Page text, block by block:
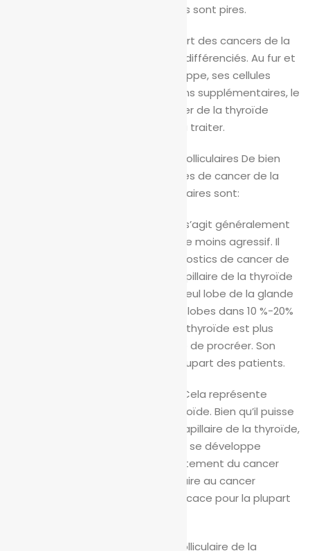
les perspectives pour ces patients sont pires.
Les médecins croient que la plupart des cancers de la
thyroïde commencent aussi bien différenciés. Au fur et
à mesure que le cancer se développe, ses cellules
peuvent développer des mutations supplémentaires, le
transformant en un type de cancer de la thyroïde
moins différencié et plus difficile à traiter.
Cancers de la thyroïde à cellules folliculaires De bien
différencié à indifférencié, les types de cancer de la
thyroïde à partir de cellules folliculaires sont:
Cancer papillaire de la thyroïde: Il s’agit généralement
du type de cancer de la thyroïde le moins agressif. Il
représente environ 80% des diagnostics de cancer de
la thyroïde. Alors que le cancer papillaire de la thyroïde
survient habituellement dans un seul lobe de la glande
thyroïde, il apparaît dans les deux lobes dans 10 %-20%
des cas. Le cancer papillaire de la thyroïde est plus
fréquent chez les femmes en âge de procréer. Son
traitement est efficace chez la plupart des patients.
Cancer folliculaire de la thyroïde: Cela représente
environ 10% des cancers de la thyroïde. Bien qu’il puisse
être plus agressif que le cancer papillaire de la thyroïde,
le cancer folliculaire de la thyroïde se développe
habituellement lentement. Le traitement du cancer
folliculaire de la thyroïde est similaire au cancer
papillaire de la thyroïde et est efficace pour la plupart
Le cancer papillaire et le cancer folliculaire de la